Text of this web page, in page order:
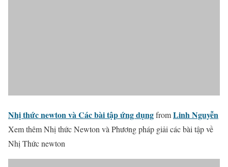
Nhị thức newton và Các bài tập ứng dụngfromLinh Nguyễn
Xem thêm Nhị thức Newton và Phương pháp giải các bài tập về
Nhị Thức newton